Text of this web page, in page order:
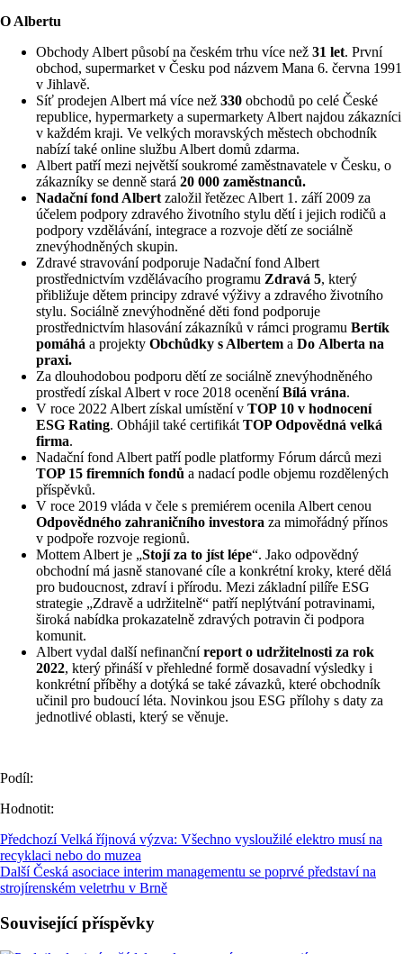
O Albertu
Obchody Albert působí na českém trhu více než 31 let. První
obchod, supermarket v Česku pod názvem Mana 6. června 1991
v Jihlavě.
Síť prodejen Albert má více než 330 obchodů po celé České
republice, hypermarkety a supermarkety Albert najdou zákazníci
v každém kraji. Ve velkých moravských městech obchodník
nabízí také online službu Albert domů zdarma.
Albert patří mezi největší soukromé zaměstnavatele v Česku, o
zákazníky se denně stará 20 000 zaměstnanců.
Nadační fond Albert založil řetězec Albert 1. září 2009 za
účelem podpory zdravého životního stylu dětí i jejich rodičů a
podpory vzdělávání, integrace a rozvoje dětí ze sociálně
znevýhodněných skupin.
Zdravé stravování podporuje Nadační fond Albert
prostřednictvím vzdělávacího programu Zdravá 5, který
přibližuje dětem principy zdravé výživy a zdravého životního
stylu. Sociálně znevýhodněné děti fond podporuje
prostřednictvím hlasování zákazníků v rámci programu Bertík
pomáhá a projekty Obchůdky s Albertem a Do Alberta na
praxi.
Za dlouhodobou podporu dětí ze sociálně znevýhodněného
prostředí získal Albert v roce 2018 oceněníBílá vrána.
V roce 2022 Albert získal umístění v TOP 10 v hodnocení
ESG Rating. Obhájil také certifikát TOP Odpovědná velká
firma.
Nadační fond Albert patří podle platformy Fórum dárců mezi
TOP 15 firemních fondů a nadací podle objemu rozdělených
příspěvků.
V roce 2019 vláda v čele s premiérem ocenila Albert cenou
Odpovědného zahraničního investora za mimořádný přínos
v podpoře rozvoje regionů.
Mottem Albert je „Stojí za to jíst lépe“. Jako odpovědný
obchodní má jasně stanované cíle a konkrétní kroky, které dělá
pro budoucnost, zdraví i přírodu. Mezi základní pilíře ESG
strategie „Zdravě a udržitelně“ patří neplýtvání potravinami,
široká nabídka prokazatelně zdravých potravin či podpora
komunit.
Albert vydal další nefinančníreport o udržitelnosti za rok
2022, který přináší v přehledné formě dosavadní výsledky i
konkrétní příběhy a dotýká se také závazků, které obchodník
učinil pro budoucí léta. Novinkou jsou ESG přílohy s daty za
jednotlivé oblasti, který se věnuje.
Podíl:
Hodnotit:
Předchozí Velká říjnová výzva: Všechno vysloužilé elektro musí na
recyklaci nebo do muzea
Další Česká asociace interim managementu se poprvé představí na
strojírenském veletrhu v Brně
Související příspěvky